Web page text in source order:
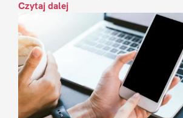
Czytaj dalej